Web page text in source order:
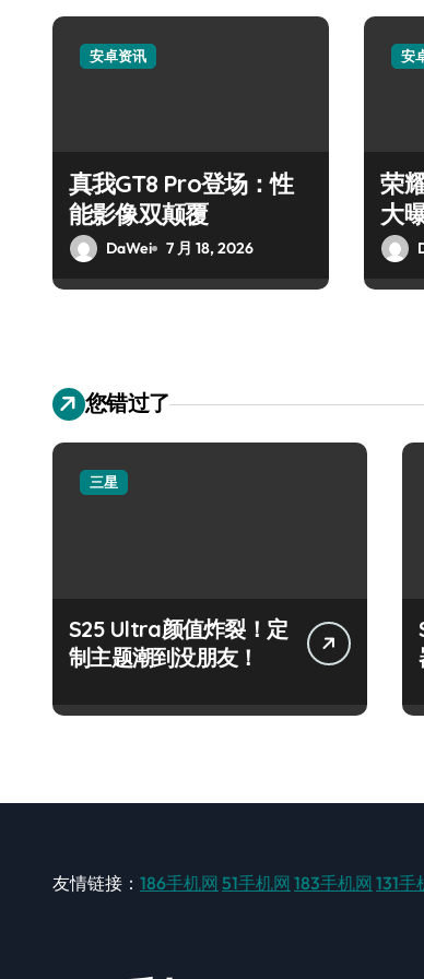
安卓资讯
真我GT8 Pro登场：性
能影像双颠覆
DaWei 7 月 18, 2026
安
荣
大
您错过了
三星
S25 Ultra颜值炸裂！定
制主题潮到没朋友！
友情链接： 186手机网 51手机网 183手机网 131手